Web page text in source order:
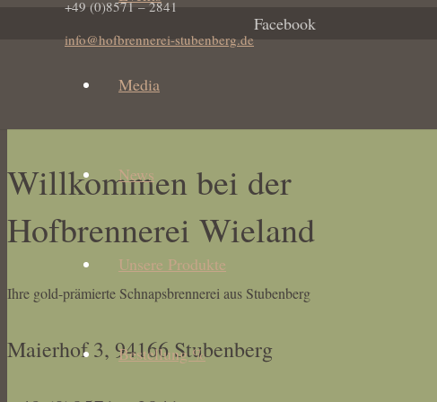
+49 (0)8571 – 2841
info@hofbrennerei-stubenberg.de
Facebook
Media
News
Unsere Produkte
Bestellung %
Willkommen bei der
Hofbrennerei Wieland
Ihre gold-prämierte Schnapsbrennerei aus Stubenberg
Maierhof 3, 94166 Stubenberg